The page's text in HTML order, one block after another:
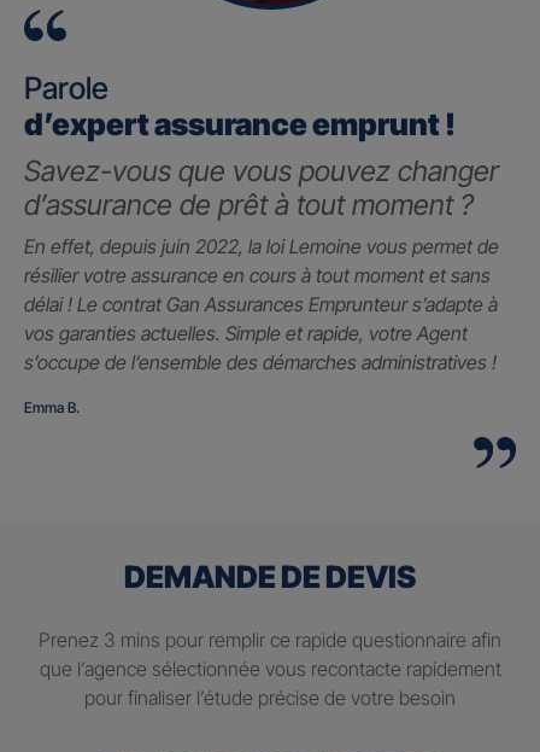
Parole
d’expert assurance emprunt !
Savez-vous que vous pouvez changer
d’assurance de prêt à tout moment ?
En effet, depuis juin 2022, la loi Lemoine vous permet de
résilier votre assurance en cours à tout moment et sans
délai ! Le contrat Gan Assurances Emprunteur s’adapte à
vos garanties actuelles. Simple et rapide, votre Agent
s’occupe de l’ensemble des démarches administratives !
Emma B.
DEMANDE DE DEVIS
Prenez 3 mins pour remplir ce rapide questionnaire afin
que l’agence sélectionnée vous recontacte rapidement
pour finaliser l’étude précise de votre besoin